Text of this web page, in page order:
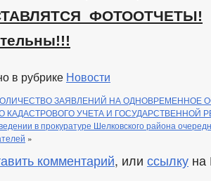
ФОТООТЧЕТЫ!
в рубрике Новости
ЗАЯВЛЕНИЙ НА ОДНОВРЕМЕННОЕ
КАДАСТРОВОГО УЧЕТА И ГОСУДАРСТВЕННОЙ
в прокуратуре Шелковского района
»
комментарий, или ссылку на